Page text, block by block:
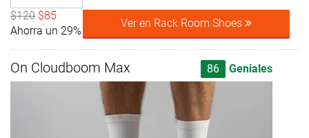
$120 $85
Ahorra un 29%
Ver en Rack Room Shoes
On Cloudboom Max 86 Geniales